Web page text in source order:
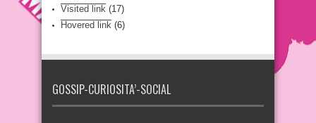
Visited link (17)
Hovered link (6)
GOSSIP-CURIOSITA’-SOCIAL